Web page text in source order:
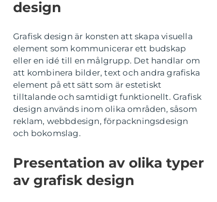
design
Grafisk design är konsten att skapa visuella
element som kommunicerar ett budskap
eller en idé till en målgrupp. Det handlar om
att kombinera bilder, text och andra grafiska
element på ett sätt som är estetiskt
tilltalande och samtidigt funktionellt. Grafisk
design används inom olika områden, såsom
reklam, webbdesign, förpackningsdesign
och bokomslag.
Presentation av olika typer
av grafisk design